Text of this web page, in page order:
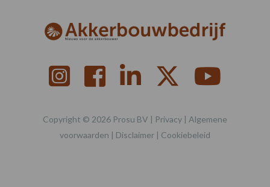
Copyright © 2026 Prosu BV | Privacy | Algemene
voorwaarden | Disclaimer | Cookiebeleid